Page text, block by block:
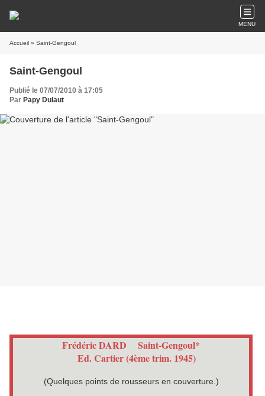
MENU
Accueil » Saint-Gengoul
Saint-Gengoul
Publié le 07/07/2010 à 17:05
Par Papy Dulaut
Frédéric DARD Saint-Gengoul*
Ed. Cartier (4ème trim. 1945)
(Quelques points de rousseurs en couverture.)